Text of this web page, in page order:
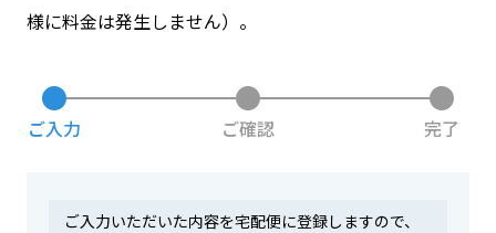
お問い合わせ
ログイン
法人登録
様に料金は発生しません）。
ご入力 ご確認 完了
ご入力いただいた内容を宅配便に登録しますので、